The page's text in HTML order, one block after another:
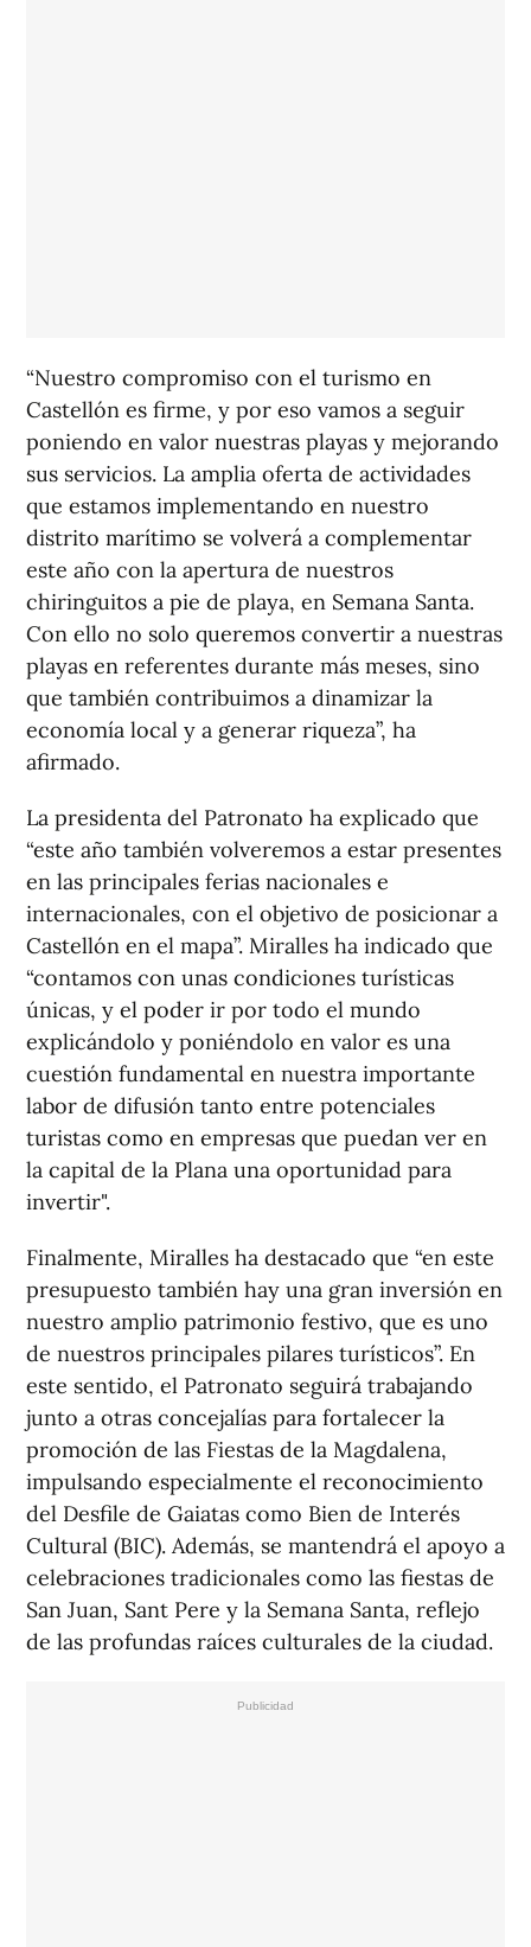
“Nuestro compromiso con el turismo en
Castellón es firme, y por eso vamos a seguir
poniendo en valor nuestras playas y mejorando
sus servicios. La amplia oferta de actividades
que estamos implementando en nuestro
distrito marítimo se volverá a complementar
este año con la apertura de nuestros
chiringuitos a pie de playa, en Semana Santa.
Con ello no solo queremos convertir a nuestras
playas en referentes durante más meses, sino
que también contribuimos a dinamizar la
economía local y a generar riqueza”, ha
afirmado.
La presidenta del Patronato ha explicado que
“este año también volveremos a estar presentes
en las principales ferias nacionales e
internacionales, con el objetivo de posicionar a
Castellón en el mapa”. Miralles ha indicado que
“contamos con unas condiciones turísticas
únicas, y el poder ir por todo el mundo
explicándolo y poniéndolo en valor es una
cuestión fundamental en nuestra importante
labor de difusión tanto entre potenciales
turistas como en empresas que puedan ver en
la capital de la Plana una oportunidad para
invertir".
Finalmente, Miralles ha destacado que “en este
presupuesto también hay una gran inversión en
nuestro amplio patrimonio festivo, que es uno
de nuestros principales pilares turísticos”. En
este sentido, el Patronato seguirá trabajando
junto a otras concejalías para fortalecer la
promoción de las Fiestas de la Magdalena,
impulsando especialmente el reconocimiento
del Desfile de Gaiatas como Bien de Interés
Cultural (BIC). Además, se mantendrá el apoyo a
celebraciones tradicionales como las fiestas de
San Juan, Sant Pere y la Semana Santa, reflejo
de las profundas raíces culturales de la ciudad.